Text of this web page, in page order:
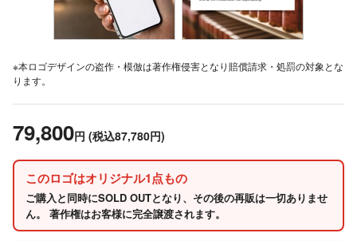
※本ロゴデザインの盗作・模倣は著作権侵害となり賠償請求・処罰の対象とな
ります。
79,800円 (税込87,780円)
このロゴはオリジナル1点もの
ご購入と同時にSOLD OUTとなり、その後の再販は一切ありませ
ん。 著作権はお客様に完全譲渡されます。